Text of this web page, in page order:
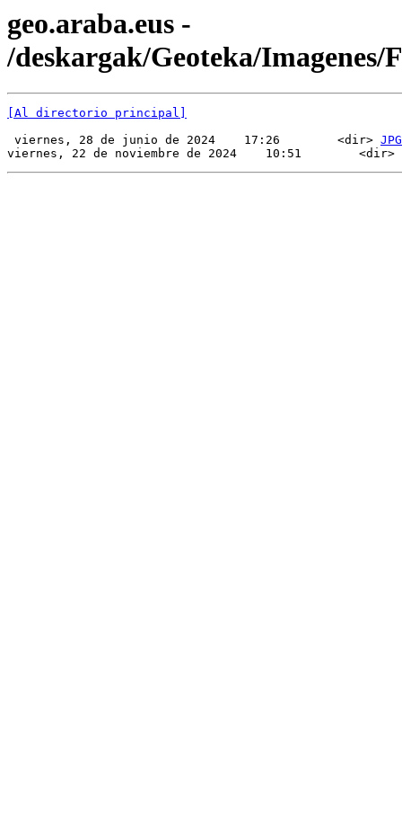
geo.araba.eus -
/deskargak/Geoteka/Imagenes/
[Al directorio principal]
viernes, 28 de junio de 2024    17:26        <dir> JPG
viernes, 22 de noviembre de 2024    10:51        <dir>